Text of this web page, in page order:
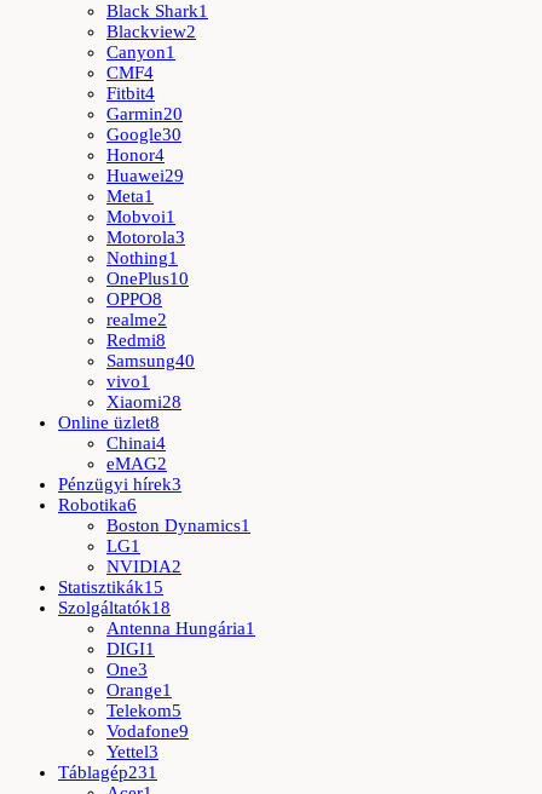
Black Shark1
Blackview2
Canyon1
CMF4
Fitbit4
Garmin20
Google30
Honor4
Huawei29
Meta1
Mobvoi1
Motorola3
Nothing1
OnePlus10
OPPO8
realme2
Redmi8
Samsung40
vivo1
Xiaomi28
Online üzlet8
Chinai4
eMAG2
Pénzügyi hírek3
Robotika6
Boston Dynamics1
LG1
NVIDIA2
Statisztikák15
Szolgáltatók18
Antenna Hungária1
DIGI1
One3
Orange1
Telekom5
Vodafone9
Yettel3
Táblagép231